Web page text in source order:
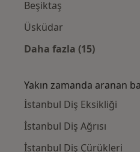
Beşiktaş
Üsküdar
Daha fazla (15)
Yakın zamanda aranan
İstanbul Diş Eksikliği
İstanbul Diş Ağrısı
İstanbul Diş Çürükleri